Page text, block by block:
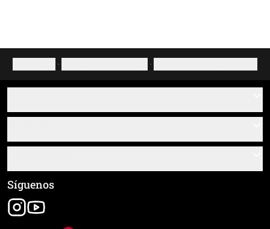
· ·
Sobre nosotros
Resumen de materiales
Seguimiento de envío
Términos y condiciones generales (CGC)
Aviso legal
Síguenos